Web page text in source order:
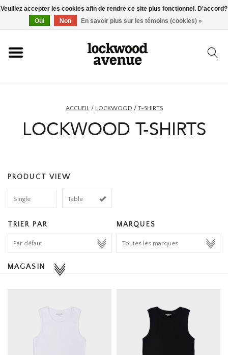
ACCUEIL
BASKETS
ACCESSOIRES
HOMEWARE
ACCUEIL/ LOCKWOOD / T-SHIRTS
LOCKWOOD T-SHIRTS
PRODUCT VIEW
Single Table
TRIER PAR MARQUES
MAGASIN
Veuillez accepter les cookies afin de rendre ce site plus fonctionnel. D'accord?
Oui
Non En savoir plus sur les témoins (cookies) »